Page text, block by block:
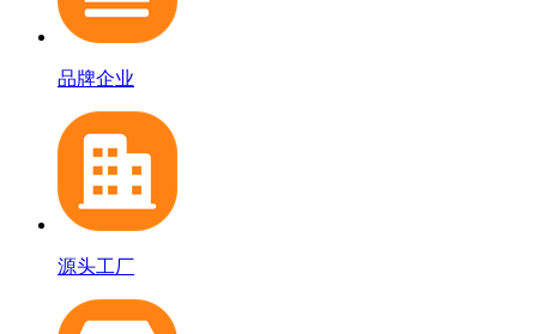
品牌企业
源头工厂